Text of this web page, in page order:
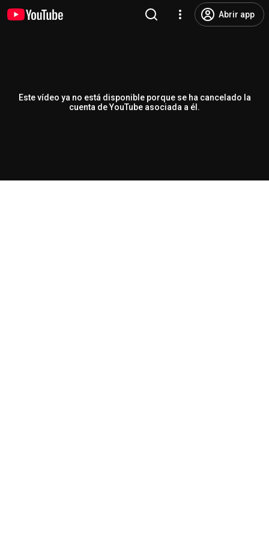
Abrir app
Este vídeo ya no está disponible porque se ha cancelado la
cuenta de YouTube asociada a él.